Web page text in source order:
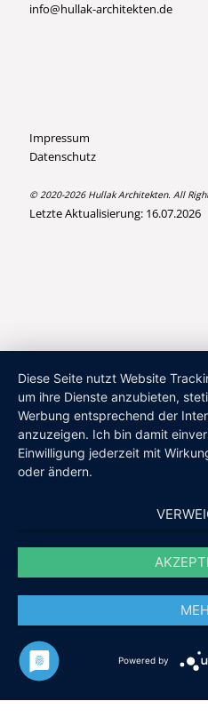
info@hullak-architekten.de
Impressum
Datenschutz
© 2020-2026 Hullak Architekten. All
Letzte Aktualisierung: 16.07.2026
Diese Seite nutzt Website
um ihre Dienste anzubieten,
Werbung entsprechend der
anzuzeigen. Ich bin damit
Einwilligung jederzeit mit
oder ändern.
Powered by